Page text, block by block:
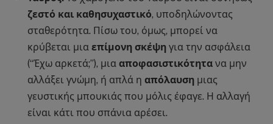
ζεστό και καθησυχαστικό, υποδηλώνοντας
σταθερότητα. Πίσω του, όμως, μπορεί να
κρύβεται μια επίμονη σκέψη για την ασφάλεια
(“Έχω αρκετά;”), μια αποφασιστικότητα να μην
αλλάξει γνώμη, ή απλά η απόλαυση μιας
γευστικής μπουκιάς που μόλις έφαγε. Η αλλαγή
είναι κάτι που σπάνια αρέσει.